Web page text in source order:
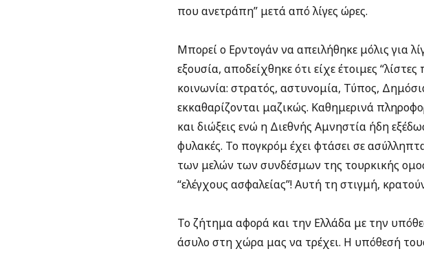
που ανετράπη” μετά από λίγες ώρες.
Μπορεί ο Ερντογάν να απειλήθηκε μόλις για
εξουσία, αποδείχθηκε ότι είχε έτοιμες
κοινωνία: στρατός, αστυνομία, Τύπος,
εκκαθαρίζονται μαζικώς. Καθημερινά
και διώξεις ενώ η Διεθνής Αμνηστία ήδη
φυλακές. Το πογκρόμ έχει φτάσει σε
των μελών των συνδέσμων της τουρκικής
“ελέγχους ασφαλείας”! Αυτή τη στιγμή,
Το ζήτημα αφορά και την Ελλάδα με την
άσυλο στη χώρα μας να τρέχει. Η υπόθεσή